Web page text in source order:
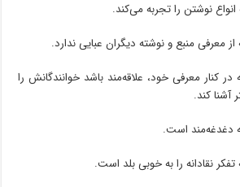
کنار معرفی خود، علاقه‌مند باشد خوانندگانش را
آشنا کند.